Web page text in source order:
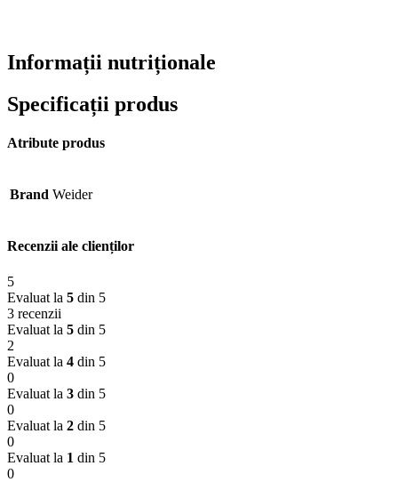
Informații nutriționale
Specificații produs
Atribute produs
Brand Weider
Recenzii ale clienților
5
Evaluat la 5 din 5
3 recenzii
Evaluat la 5 din 5
2
Evaluat la 4 din 5
0
Evaluat la 3 din 5
0
Evaluat la 2 din 5
0
Evaluat la 1 din 5
0